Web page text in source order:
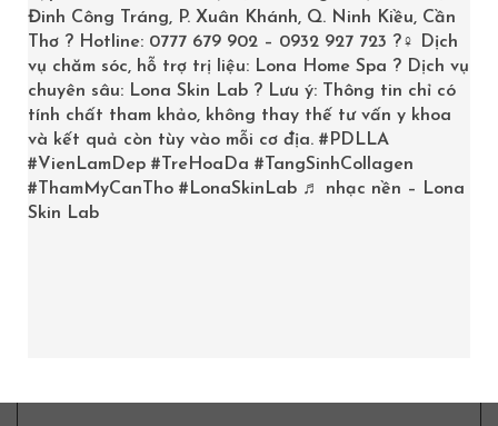
Your email address will not be published. Required
fields are marked *
Đinh Công Tráng, P. Xuân Khánh, Q. Ninh Kiều, Cần
Thơ ? Hotline: 0777 679 902 – 0932 927 723 ?‍♀️ Dịch
vụ chăm sóc, hỗ trợ trị liệu: Lona Home Spa ? Dịch vụ
chuyên sâu: Lona Skin Lab ? Lưu ý: Thông tin chỉ có
tính chất tham khảo, không thay thế tư vấn y khoa
và kết quả còn tùy vào mỗi cơ địa. #PDLLA
#VienLamDep #TreHoaDa #TangSinhCollagen
#ThamMyCanTho #LonaSkinLab ♬ nhạc nền – Lona
Skin Lab